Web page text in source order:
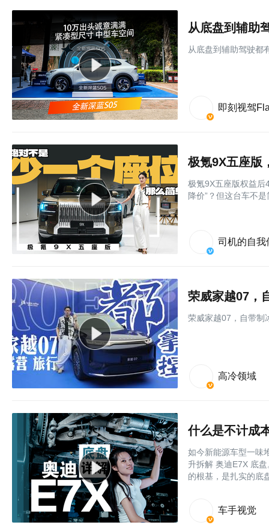
从底盘到辅助
从底盘到辅助驾驶都
即刻视驾
极氪9X五座版
极氪9X五座版权益后
降价”？但这台车不
司机的自我
荣威家越07，
荣威家越07，自带制
高冷领域
什么是不计成
如今新能源车型一味
升拆解 奥迪E7X 底
的根基，是扎实的底
车手视觉